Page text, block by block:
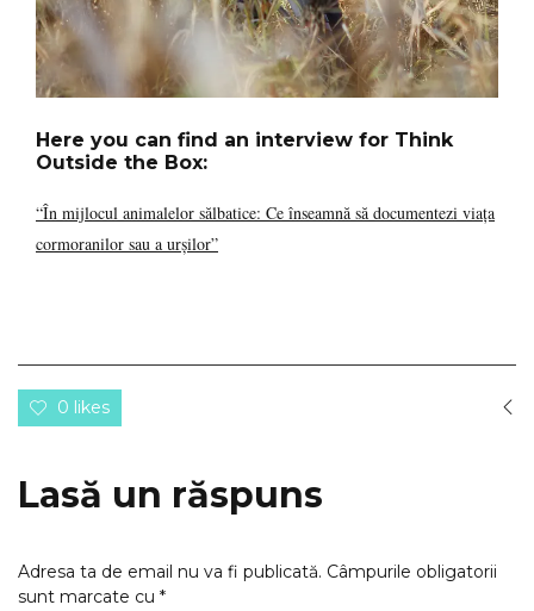
Here you can find an interview for Think
Outside the Box:
“În mijlocul animalelor sălbatice: Ce înseamnă să documentezi viața
cormoranilor sau a urșilor”
0 likes
Lasă un răspuns
Adresa ta de email nu va fi publicată. Câmpurile obligatorii
sunt marcate cu *